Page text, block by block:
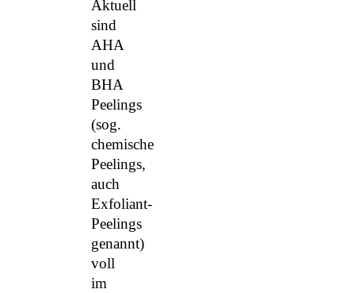
Aktuell
sind
AHA
und
BHA
Peelings
(sog.
chemische
Peelings,
auch
Exfoliant-
Peelings
genannt)
voll
im